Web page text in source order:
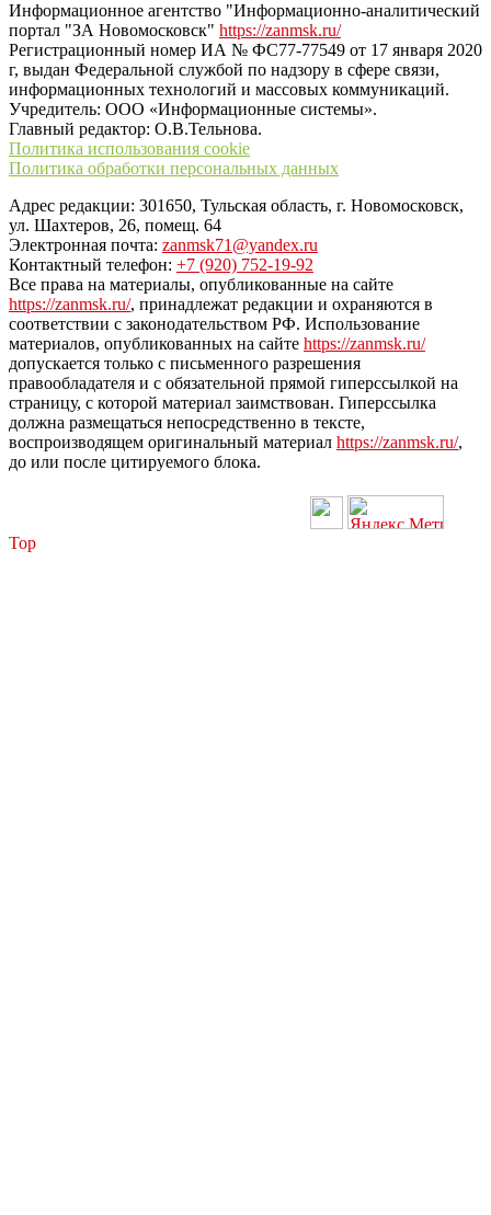
Информационное агентство "Информационно-аналитический
портал "ЗА Новомосковск" https://zanmsk.ru/
Регистрационный номер ИА № ФС77-77549 от 17 января 2020
г, выдан Федеральной службой по надзору в сфере связи,
информационных технологий и массовых коммуникаций.
Учредитель: ООО «Информационные системы».
Главный редактор: О.В.Тельнова.
Политика использования cookie
Политика обработки персональных данных
Адрес редакции: 301650, Тульская область, г. Новомосковск,
ул. Шахтеров, 26, помещ. 64
Электронная почта: zanmsk71@yandex.ru
Контактный телефон: +7 (920) 752-19-92
Все права на материалы, опубликованные на сайте
https://zanmsk.ru/, принадлежат редакции и охраняются в
соответствии с законодательством РФ. Использование
материалов, опубликованных на сайте https://zanmsk.ru/
допускается только с письменного разрешения
правообладателя и с обязательной прямой гиперссылкой на
страницу, с которой материал заимствован. Гиперссылка
должна размещаться непосредственно в тексте,
воспроизводящем оригинальный материал https://zanmsk.ru/,
до или после цитируемого блока.
Top